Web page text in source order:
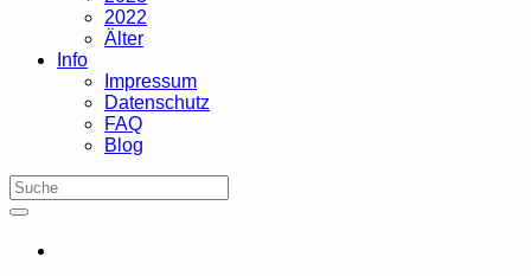
2022
Älter
Info
Impressum
Datenschutz
FAQ
Blog